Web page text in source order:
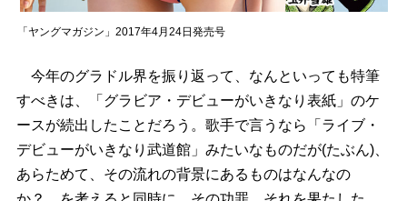
「ヤングマガジン」2017年4月24日発売号
今年のグラドル界を振り返って、なんといっても特筆
すべきは、「グラビア・デビューがいきなり表紙」のケ
ースが続出したことだろう。歌手で言うなら「ライブ・
デビューがいきなり武道館」みたいなものだが(たぶん)、
あらためて、その流れの背景にあるものはなんなの